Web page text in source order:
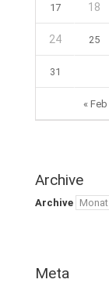
« Feb
17 18
24 25
31
Archive
Archive
Meta